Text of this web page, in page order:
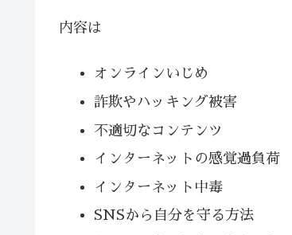
内容は
オンラインいじめ
詐欺やハッキング被害
不適切なコンテンツ
インターネットの感覚過負荷
インターネット中毒
SNSから自分を守る方法